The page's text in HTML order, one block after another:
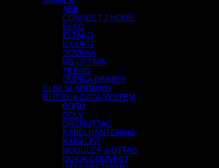
ABB
CONNECT 2 HOME
ELKO
ELTAKO
EXXACT
GOVENA
MB OPTIMA
TREND
ÖVRIGA DIMMER
ELBILSLADDNING
ELIT EL & DATA SYSTEM
BORD
GOLV
GRENUTTAG
KABELHANTERING
KANALER
MODULER & UTTAG
QUICK CONNECT